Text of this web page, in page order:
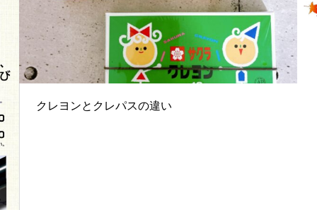
クレヨンとクレパスの違い